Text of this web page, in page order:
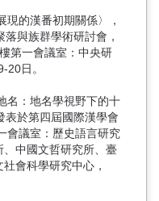
的漢番初期關係〉，
與族群學術研討會，
第一會議室：中央研
20日。
名：地名學視野下的十
表於第四屆國際漢學會
會議室：歷史語言研究
中國文哲研究所、臺
會科學研究中心，